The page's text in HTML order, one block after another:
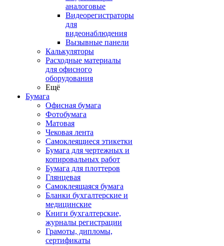
аналоговые
Видеорегистраторы
для
видеонаблюдения
Вызывные панели
Калькуляторы
Расходные материалы
для офисного
оборудования
Ещё
Бумага
Офисная бумага
Фотобумага
Матовая
Чековая лента
Самоклеящиеся этикетки
Бумага для чертежных и
копировальных работ
Бумага для плоттеров
Глянцевая
Самоклеящаяся бумага
Бланки бухгалтерские и
медицинские
Книги бухгалтерские,
журналы регистрации
Грамоты, дипломы,
сертификаты